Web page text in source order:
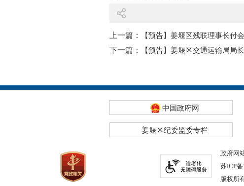
上一篇： 【预告】姜堰区残联理事长付
下一篇： 【预告】姜堰区交通运输局局
中国政府网
姜堰区纪委监委专栏
政府网
苏ICP
版权所